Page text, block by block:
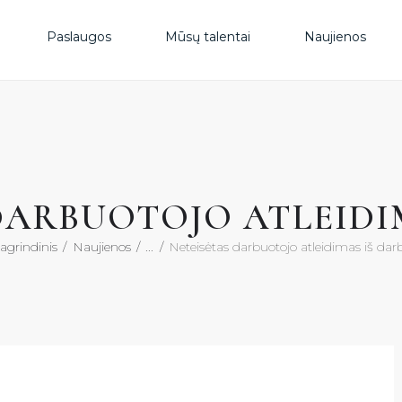
Paslaugos Mūsų talentai Naujienos
Naujienos Neteisėtas darbuotojo atleidimas iš
DUK